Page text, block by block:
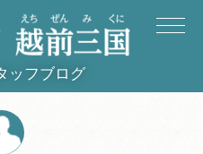
ッフブログ